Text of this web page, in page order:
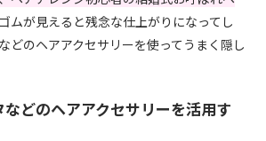
ゴムが見えると残念な仕上がりになってし
どのヘアアクセサリーを使ってうまく隠し
どのヘアアクセサリーを活用す